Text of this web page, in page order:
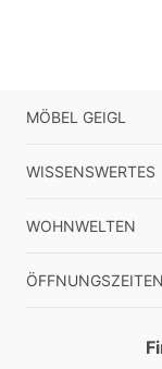
MÖBEL GEIGL
WISSENSWERTES
WOHNWELTEN
ÖFFNUNGSZEITEN